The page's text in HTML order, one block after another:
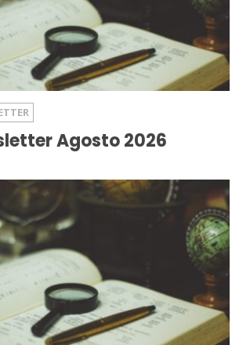
Agosto 2026